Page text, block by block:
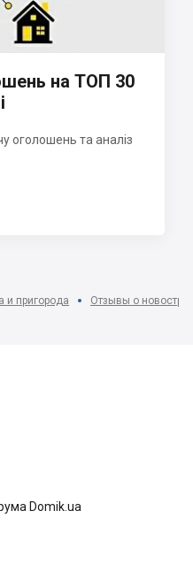
на ТОП 30
оголошень та аналіз
пригорода Отзывы о
Domik.ua